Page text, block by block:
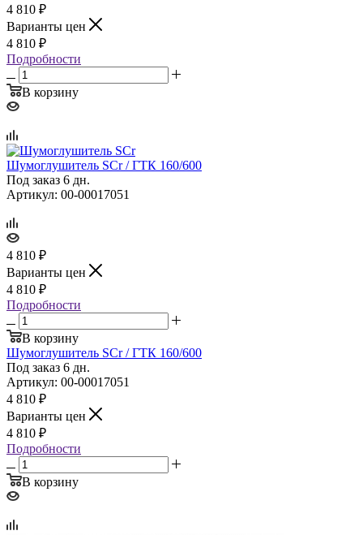
4 810 ₽
Варианты цен
4 810 ₽
Подробности
В корзину
Шумоглушитель SCr / ГТК 160/600
Под заказ 6 дн.
Артикул: 00-00017051
4 810 ₽
Варианты цен
4 810 ₽
Подробности
В корзину
Шумоглушитель SCr / ГТК 160/600
Под заказ 6 дн.
Артикул: 00-00017051
4 810 ₽
Варианты цен
4 810 ₽
Подробности
В корзину